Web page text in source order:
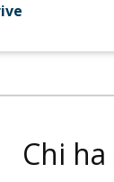
Chi